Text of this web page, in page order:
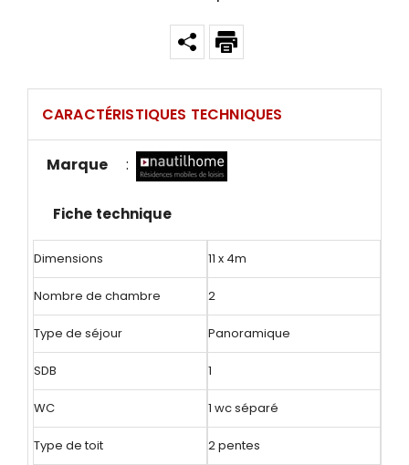
CARACTÉRISTIQUES TECHNIQUES
Marque :
Fiche technique
Dimensions 11 x 4m
Nombre de chambre 2
Type de séjour Panoramique
SDB 1
WC 1 wc séparé
Type de toit 2 pentes